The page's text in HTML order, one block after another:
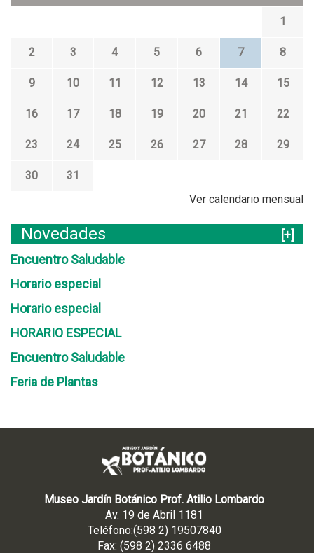
1
2 3 4 5 6 7 8
9 10 11 12 13 14 15
16 17 18 19 20 21 22
23 24 25 26 27 28 29
30
31
Ver calendario mensual
Novedades
[+]
Encuentro Saludable
Horario especial
Horario especial
HORARIO ESPECIAL
Encuentro Saludable
Feria de Plantas
Museo Jardín Botánico Prof. Atilio Lombardo
Av. 19 de Abril 1181
Teléfono:(598 2) 19507840
Fax: (598 2) 2336 6488